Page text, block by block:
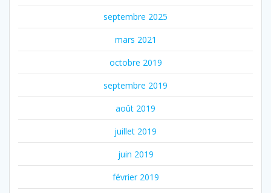
septembre 2025
mars 2021
octobre 2019
septembre 2019
août 2019
juillet 2019
juin 2019
février 2019